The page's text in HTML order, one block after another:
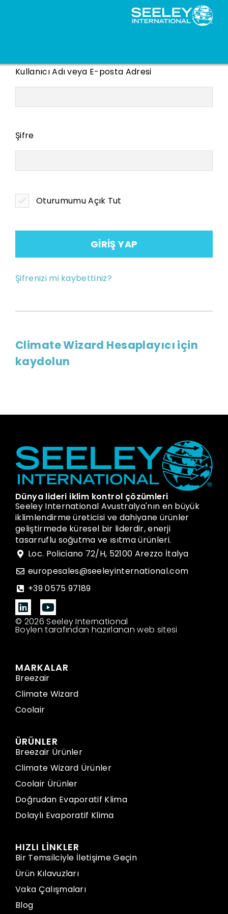
Kullanıcı Adı veya E-posta Adresi
Şifre
Oturumumu Açık Tut
GIRIŞ YAP
Şifrenizi mi kaybettiniz?
Climate Wizard Hesaplayıcı için
kaydolun
Dünya lideri iklim kontrol çözümleri
Seeley International Avustralya'nın en büyük
iklimlendirme üreticisi ve dahiyane ürünler
geliştirmede küresel bir liderdir, enerji
tasarruflu soğutma ve ısıtma ürünleri.
Loc. Policiano 72/H, 52100 Arezzo İtalya
europesales@seeleyinternational.com
+39 0575 97189
© 2026 Seeley International
Boylen tarafından hazırlanan web sitesi
MARKALAR
Breezair
Climate Wizard
Coolair
ÜRÜNLER
Breezair Ürünler
Climate Wizard Ürünler
Coolair Ürünler
Doğrudan Evaporatif Klima
Dolaylı Evaporatif Klima
HIZLI LİNKLER
Bir Temsilciyle İletişime Geçin
Ürün Kılavuzları
Vaka Çalışmaları
Blog